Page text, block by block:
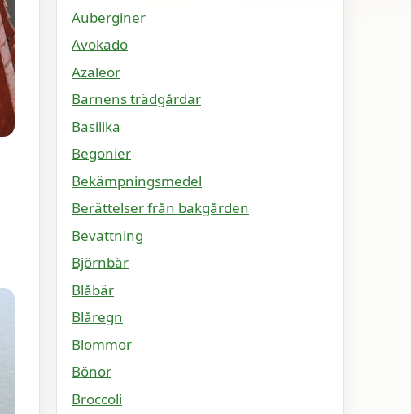
Auberginer
Avokado
Azaleor
Barnens trädgårdar
Basilika
Begonier
Bekämpningsmedel
Berättelser från bakgården
Bevattning
Björnbär
Blåbär
Blåregn
Blommor
Bönor
Broccoli